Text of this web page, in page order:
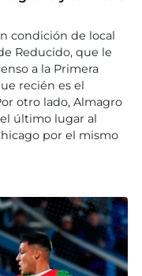
condición de local
Reducido, que le
a la Primera
recién es el
otro lado, Almagro
último lugar al
por el mismo